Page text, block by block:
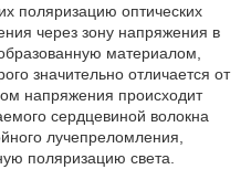
поляризацию оптических
через зону напряжения в
материалом,
значительно отличается от
напряжения происходит
сердцевиной волокна
лучепреломления,
поляризацию света.